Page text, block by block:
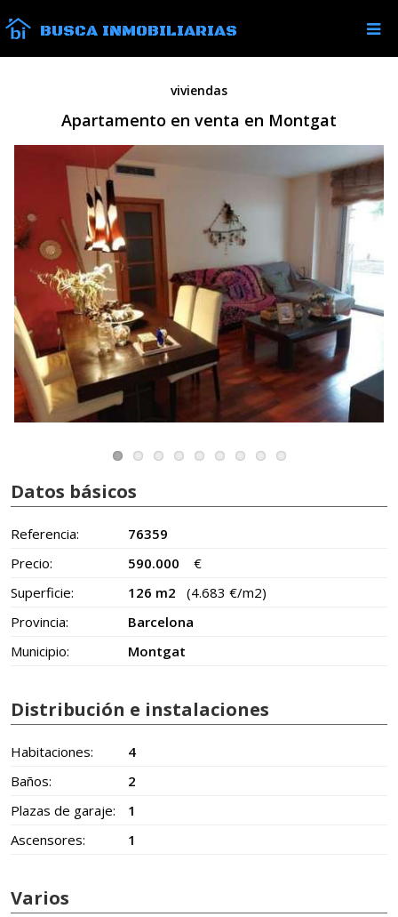
BUSCA INMOBILIARIAS
viviendas
Apartamento en venta en Montgat
Datos básicos
Referencia:
76359
Precio:
590.000
€
Superficie:
126 m2
(4.683 €/m2)
Provincia:
Barcelona
Municipio:
Montgat
Distribución e instalaciones
Habitaciones:
4
Baños:
2
Plazas de garaje:
1
Ascensores:
1
Varios